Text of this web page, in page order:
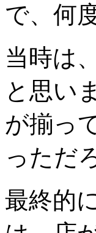
で、何
当時は
と思い
が揃っ
っただ
最終的